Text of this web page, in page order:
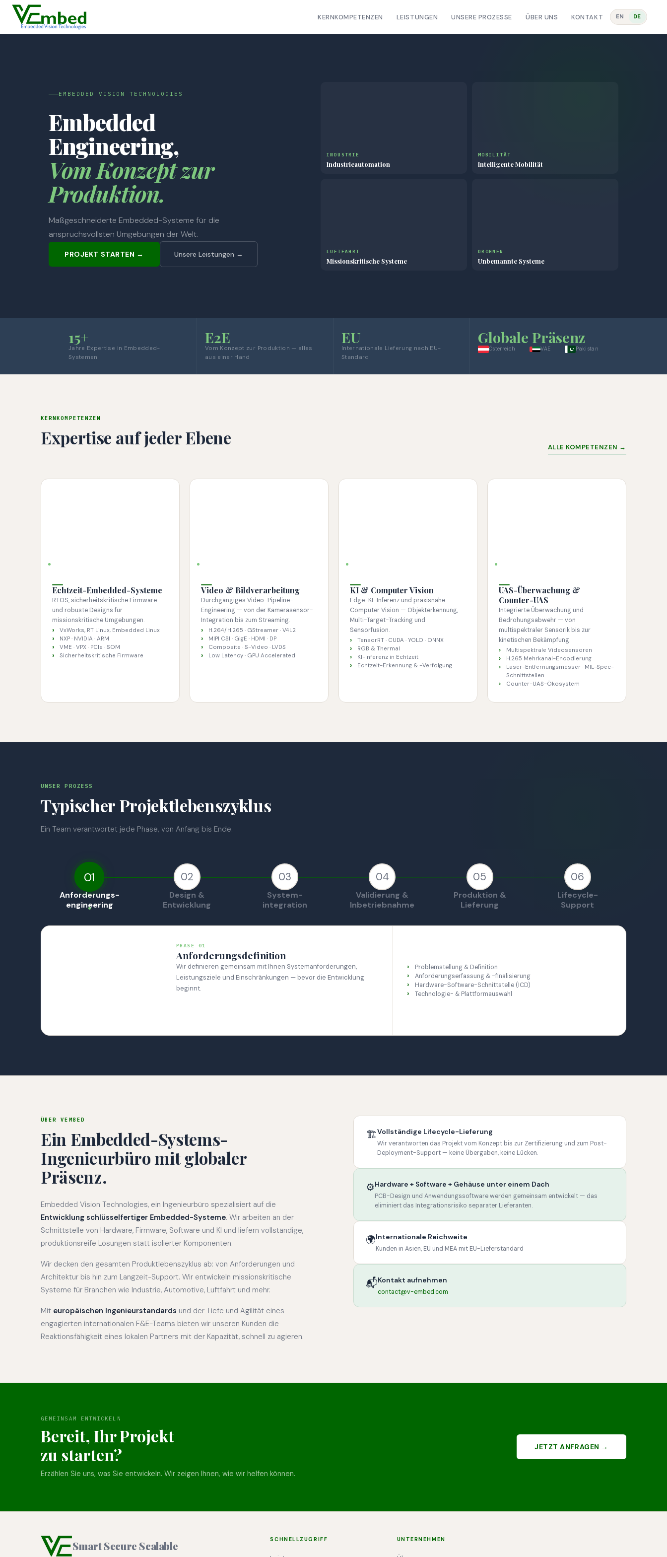
KERNKOMPETENZEN LEISTUNGEN UNSERE PROZESSE ÜBER UNS KONTAKT EN DE
EMBEDDED VISION TECHNOLOGIES
Embedded
Engineering,
Vom Konzept zur
Produktion.
Maßgeschneiderte Embedded-Systeme für die
anspruchsvollsten Umgebungen der Welt.
PROJEKT STARTEN → Unsere Leistungen →
INDUSTRIE
Industrieautomation
MOBILITÄT
Intelligente Mobilität
LUFTFAHRT
Missionskritische Systeme
DROHNEN
Unbemannte Systeme
15+
Jahre Expertise in Embedded-
Systemen
E2E
Vom Konzept zur Produktion — alles
aus einer Hand
EU
Internationale Lieferung nach EU-
Standard
Globale Präsenz
Österreich VAE Pakistan
KERNKOMPETENZEN
Expertise auf jeder Ebene ALLE KOMPETENZEN →
ECHTZEITSYSTEME
Echtzeit-Embedded-Systeme
RTOS, sicherheitskritische Firmware
und robuste Designs für
missionskritische Umgebungen.
VxWorks, RT Linux, Embedded Linux
NXP · NVIDIA · ARM
VME · VPX · PCIe · SOM
Sicherheitskritische Firmware
VIDEO & BILDVERARBEITUNG
Video & Bildverarbeitung
Durchgängiges Video-Pipeline-
Engineering — von der Kamerasensor-
Integration bis zum Streaming.
H.264/H.265 · GStreamer · V4L2
MIPI CSI · GigE · HDMI · DP
Composite · S-Video · LVDS
Low Latency · GPU Accelerated
KI & VISION
KI & Computer Vision
Edge-KI-Inferenz und praxisnahe
Computer Vision — Objekterkennung,
Multi-Target-Tracking und
Sensorfusion.
TensorRT · CUDA · YOLO · ONNX
RGB & Thermal
KI-Inferenz in Echtzeit
Echtzeit-Erkennung & -Verfolgung
UAS
UAS-Überwachung &
Counter-UAS
Integrierte Überwachung und
Bedrohungsabwehr — von
multispektraler Sensorik bis zur
kinetischen Bekämpfung.
Multispektrale Videosensoren
H.265 Mehrkanal-Encodierung
Laser-Entfernungsmesser · MIL-Spec-
Schnittstellen
Counter-UAS-Ökosystem
UNSER PROZESS
Typischer Projektlebenszyklus
Ein Team verantwortet jede Phase, von Anfang bis Ende.
01
Anforderungs-
engineering
02
Design &
Entwicklung
03
System-
integration
04
Validierung &
Inbetriebnahme
05
Produktion &
Lieferung
06
Lifecycle-
Support
PHASE 01
Anforderungsdefinition
Wir definieren gemeinsam mit Ihnen Systemanforderungen,
Leistungsziele und Einschränkungen — bevor die Entwicklung
beginnt.
Problemstellung & Definition
Anforderungserfassung & -finalisierung
Hardware-Software-Schnittstelle (ICD)
Technologie- & Plattformauswahl
ÜBER VEMBED
Ein Embedded-Systems-
Ingenieurbüro mit globaler
Präsenz.
Embedded Vision Technologies, ein Ingenieurbüro spezialisiert auf die
Entwicklung schlüsselfertiger Embedded-Systeme. Wir arbeiten an der
Schnittstelle von Hardware, Firmware, Software und KI und liefern vollständige,
produktionsreife Lösungen statt isolierter Komponenten.
Wir decken den gesamten Produktlebenszyklus ab: von Anforderungen und
Architektur bis hin zum Langzeit-Support. Wir entwickeln missionskritische
Systeme für Branchen wie Industrie, Automotive, Luftfahrt und mehr.
Mit europäischen Ingenieurstandards und der Tiefe und Agilität eines
engagierten internationalen F&E-Teams bieten wir unseren Kunden die
Reaktionsfähigkeit eines lokalen Partners mit der Kapazität, schnell zu agieren.
🏗Vollständige Lifecycle-Lieferung
Wir verantworten das Projekt vom Konzept bis zur Zertifizierung und zum Post-
Deployment-Support — keine Übergaben, keine Lücken.
⚙️Hardware + Software + Gehäuse unter einem Dach
PCB-Design und Anwendungssoftware werden gemeinsam entwickelt — das
eliminiert das Integrationsrisiko separater Lieferanten.
🌍Internationale Reichweite
Kunden in Asien, EU und MEA mit EU-Lieferstandard
📬Kontakt aufnehmen
contact@v-embed.com
GEMEINSAM ENTWICKELN
Bereit, Ihr Projekt
zu starten?
Erzählen Sie uns, was Sie entwickeln. Wir zeigen Ihnen, wie wir helfen können.
JETZT ANFRAGEN →
Smart Secure Scalable SCHNELLZUGRIFF UNTERNEHMEN